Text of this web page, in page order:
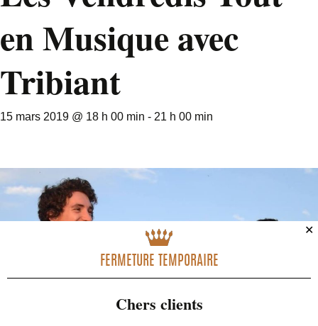
en Musique avec
Tribiant
15 mars 2019 @ 18 h 00 min - 21 h 00 min
✕
FERMETURE TEMPORAIRE
Chers clients